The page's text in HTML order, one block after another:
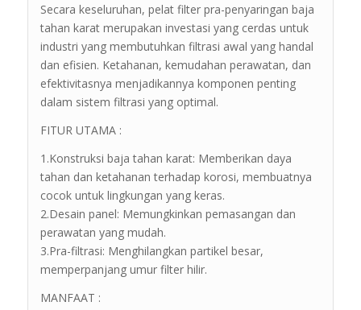
Secara keseluruhan, pelat filter pra-penyaringan baja
tahan karat merupakan investasi yang cerdas untuk
industri yang membutuhkan filtrasi awal yang handal
dan efisien. Ketahanan, kemudahan perawatan, dan
efektivitasnya menjadikannya komponen penting
dalam sistem filtrasi yang optimal.
FITUR UTAMA :
1.Konstruksi baja tahan karat: Memberikan daya
tahan dan ketahanan terhadap korosi, membuatnya
cocok untuk lingkungan yang keras.
2.Desain panel: Memungkinkan pemasangan dan
perawatan yang mudah.
3.Pra-filtrasi: Menghilangkan partikel besar,
memperpanjang umur filter hilir.
MANFAAT :